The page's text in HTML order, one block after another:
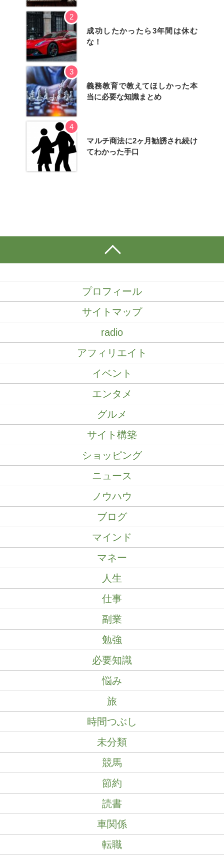
2
成功したかったら3年間は休む
な！
3
義務教育で教えてほしかった本
当に必要な知識まとめ
4
マルチ商法に2ヶ月勧誘され続け
てわかった手口
プロフィール
サイトマップ
radio
アフィリエイト
イベント
エンタメ
グルメ
サイト構築
ショッピング
ニュース
ノウハウ
ブログ
マインド
マネー
人生
仕事
副業
勉強
必要知識
悩み
旅
時間つぶし
未分類
競馬
節約
読書
車関係
転職